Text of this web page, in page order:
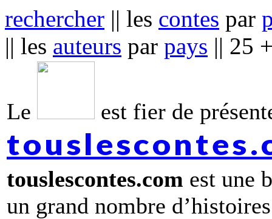
rechercher || les contes par
|| les auteurs par pays || 25
Le est fier de
touslescontes.com est une
un grand nombre